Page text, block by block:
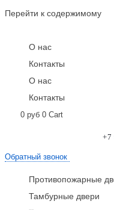
Перейти к содержимому
О нас
Контакты
О нас
Контакты
0 руб 0 Cart
+7
Обратный звонок
Противопожарные
Тамбурные двери